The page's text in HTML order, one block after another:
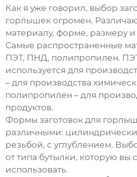
Как я уже говорил, выбор
горлышек огромен.
материалу, форме, размеру
Самые распространенные
ПЭТ, ПНД, полипропилен.
используется для
– для производства
полипропилен – для
продуктов.
Формызаготовок для
различными:
резьбой, с углублением.
от типа бутылки, которую вы
использовать.